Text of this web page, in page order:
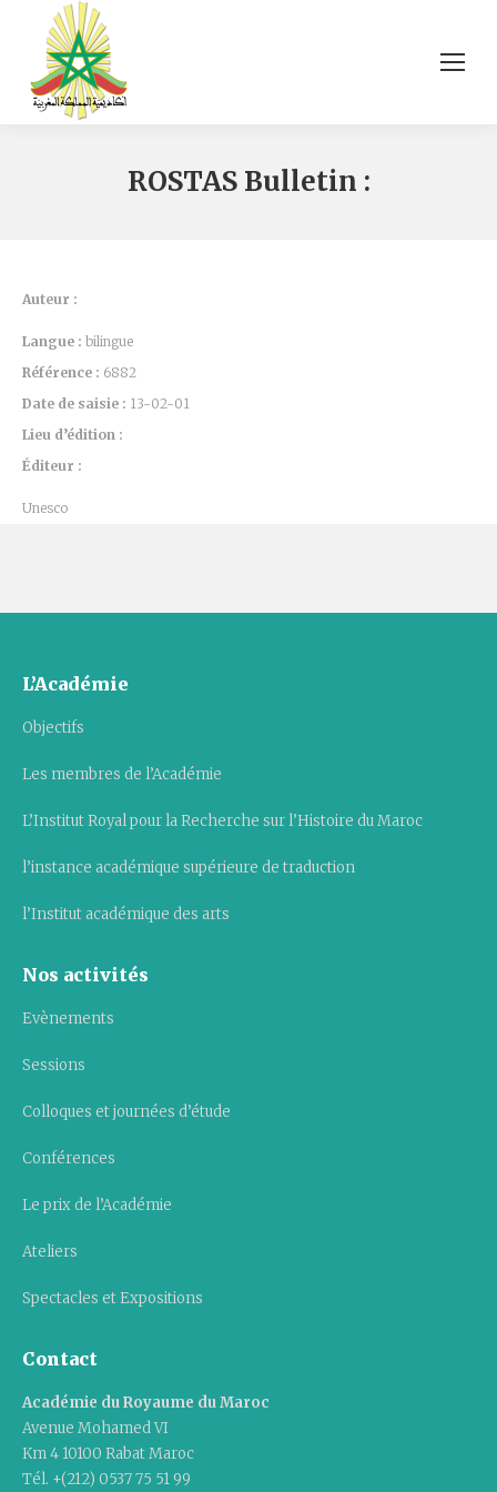
ROSTAS Bulletin :
Auteur :
Langue : bilingue
Référence : 6882
Date de saisie : 13-02-01
Lieu d’édition :
Éditeur :
Unesco
L’Académie
Objectifs
Les membres de l’Académie
L’Institut Royal pour la Recherche sur l’Histoire du Maroc
l’instance académique supérieure de traduction
l’Institut académique des arts
Nos activités
Evènements
Sessions
Colloques et journées d’étude
Conférences
Le prix de l’Académie
Ateliers
Spectacles et Expositions
Contact
Académie du Royaume du Maroc
Avenue Mohamed VI
Km 4 10100 Rabat Maroc
Tél. +(212) 0537 75 51 99